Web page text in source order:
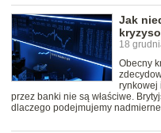
Jak
18
Obecny
rynkowej
przez banki nie są właściwe.
dlaczego podejmujemy